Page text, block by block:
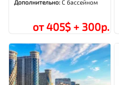
Дополнительно:С бассейном
от 405$ + 300р.